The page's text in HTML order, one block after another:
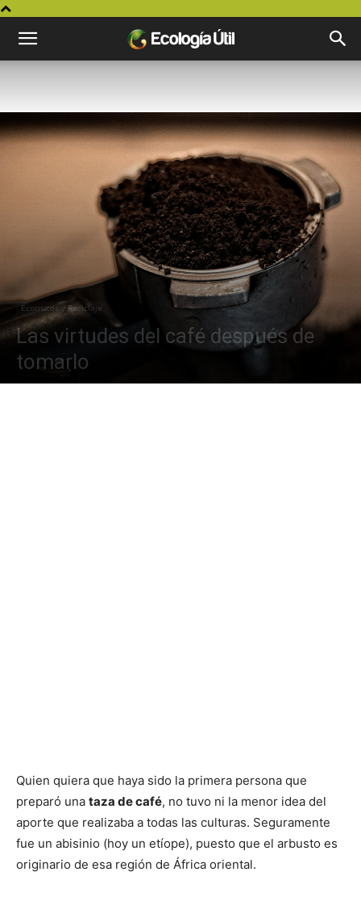
Ecotrucos y Reciclaje
Las virtudes del café después de
tomarlo
Quien quiera que haya sido la primera persona que
preparó una taza de café, no tuvo ni la menor idea del
aporte que realizaba a todas las culturas. Seguramente
fue un abisinio (hoy un etíope), puesto que el arbusto es
originario de esa región de África oriental.